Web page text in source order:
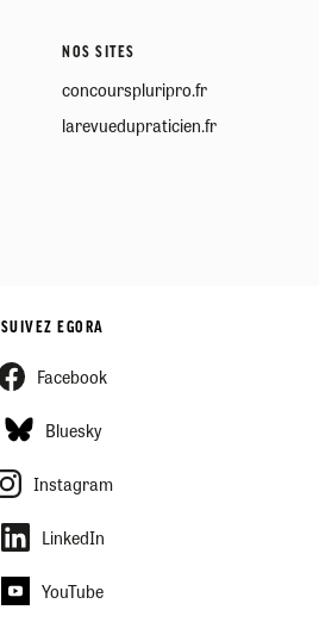
NOS SITES
concourspluripro.fr
larevuedupraticien.fr
SUIVEZ EGORA
Facebook
Bluesky
Instagram
LinkedIn
YouTube